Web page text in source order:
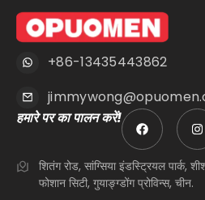
+86-13435443862
हमारे पर का पालन करें!
शितंग रोड, सांग्सिया इंडस्ट्रियल पार्क,
फोशान सिटी, गुयाङ्ग्डोंग प्रोविन्स, चीन.